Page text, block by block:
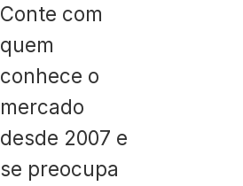
Conte com
quem
conhece o
mercado
desde 2007 e
se preocupa